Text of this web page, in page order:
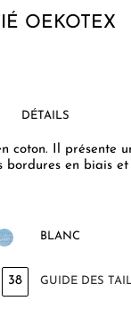
OEKOTEX
DÉTAILS
coton. Il présente
bordures en biais et
BLANC
38 GUIDE DES